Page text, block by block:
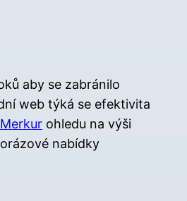
aby se zabránilo
web týká se efektivita
ohledu na výši
nabídky